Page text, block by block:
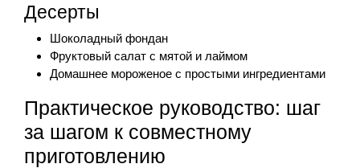
Десерты
Шоколадный фондан
Фруктовый салат с мятой и лаймом
Домашнее мороженое с простыми ингредиентами
Практическое руководство: шаг
за шагом к совместному
приготовлению